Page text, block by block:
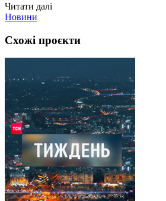
Читати далі
Новини
Схожі проєкти